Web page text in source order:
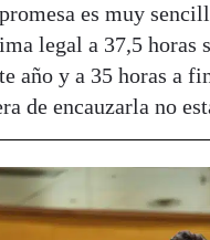
es muy
legal a 37,5 horas
año y a 35 horas a
de encauzarla no